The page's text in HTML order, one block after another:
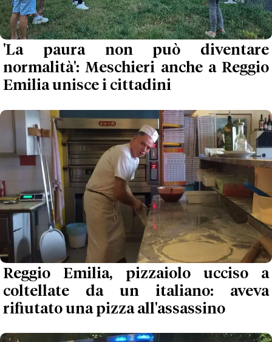
'La paura non può diventare
normalità': Meschieri anche a Reggio
Emilia unisce i cittadini
Reggio Emilia, pizzaiolo ucciso a
coltellate da un italiano: aveva
rifiutato una pizza all'assassino